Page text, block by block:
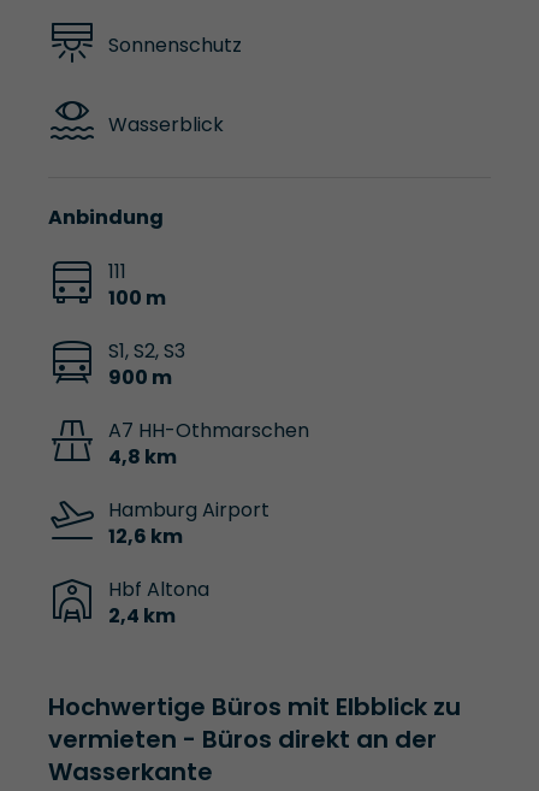
Sonnenschutz
Wasserblick
Anbindung
111
100 m
S1, S2, S3
900 m
A7 HH-Othmarschen
4,8 km
Hamburg Airport
12,6 km
Hbf Altona
2,4 km
Hochwertige Büros mit Elbblick zu
vermieten - Büros direkt an der
Wasserkante